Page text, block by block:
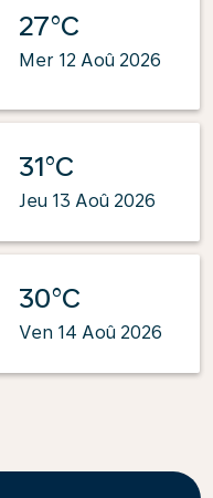
27°C
Mer 12 Aoû 2026
31°C
Jeu 13 Aoû 2026
30°C
Ven 14 Aoû 2026